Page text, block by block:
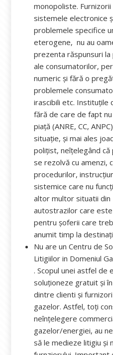
monopoliste.
sistemele electronice
problemele specifice
eterogene, nu au
prezenta răspunsuri
ale consumatorilor,
numeric și fără o
problemele
irascibili etc. Instituțile
fără de care de fapt
piață (ANRE, CC,
situație, și mai ales
polițist, neîțelegând
se rezolvă cu amenzi,
procedurilor,
sistemice care nu
altor multor situatii din
autostrazilor care
pentru șoferii care
anumit timp la
Nu are un Centru de
Litigiilor in Domeniul
. Scopul unei astfel de
soluționeze gratuit și
dintre clienti și
gazelor. Astfel, toți
neînțelegere
gazelor/energiei, au
să le medieze litigiu și